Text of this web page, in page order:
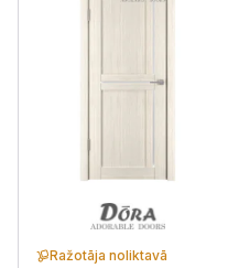
Ražotāja noliktavā